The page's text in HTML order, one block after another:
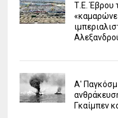
Τ.Ε. Έβρου
Α'
Γκαίμπεν